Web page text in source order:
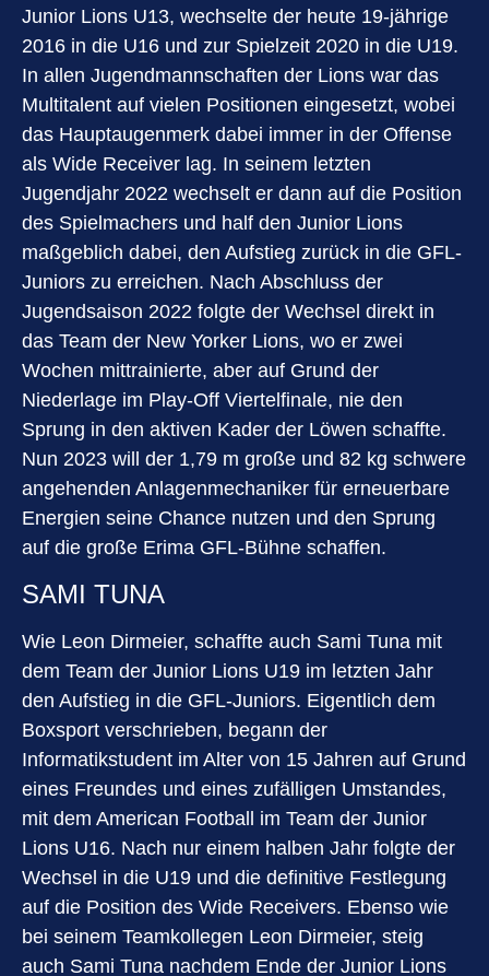
Junior Lions U13, wechselte der heute 19-jährige
2016 in die U16 und zur Spielzeit 2020 in die U19.
In allen Jugendmannschaften der Lions war das
Multitalent auf vielen Positionen eingesetzt, wobei
das Hauptaugenmerk dabei immer in der Offense
als Wide Receiver lag. In seinem letzten
Jugendjahr 2022 wechselt er dann auf die Position
des Spielmachers und half den Junior Lions
maßgeblich dabei, den Aufstieg zurück in die GFL-
Juniors zu erreichen. Nach Abschluss der
Jugendsaison 2022 folgte der Wechsel direkt in
das Team der New Yorker Lions, wo er zwei
Wochen mittrainierte, aber auf Grund der
Niederlage im Play-Off Viertelfinale, nie den
Sprung in den aktiven Kader der Löwen schaffte.
Nun 2023 will der 1,79 m große und 82 kg schwere
angehenden Anlagenmechaniker für erneuerbare
Energien seine Chance nutzen und den Sprung
auf die große Erima GFL-Bühne schaffen.
SAMI TUNA
Wie Leon Dirmeier, schaffte auch Sami Tuna mit
dem Team der Junior Lions U19 im letzten Jahr
den Aufstieg in die GFL-Juniors. Eigentlich dem
Boxsport verschrieben, begann der
Informatikstudent im Alter von 15 Jahren auf Grund
eines Freundes und eines zufälligen Umstandes,
mit dem American Football im Team der Junior
Lions U16. Nach nur einem halben Jahr folgte der
Wechsel in die U19 und die definitive Festlegung
auf die Position des Wide Receivers. Ebenso wie
bei seinem Teamkollegen Leon Dirmeier, steig
auch Sami Tuna nachdem Ende der Junior Lions